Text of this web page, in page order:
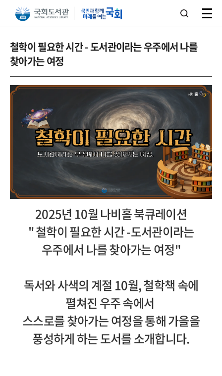
본문 바로가기주메뉴 바로가기
철학이 필요한 시간 - 도서관이라는 우주에서 나를
찾아가는 여정
2025년 10월 나비홀 북큐레이션
" 철학이 필요한 시간 -도서관이라는
우주에서 나를 찾아가는 여정"
독서와 사색의 계절 10월, 철학책 속에
펼쳐진 우주 속에서
스스로를 찾아가는 여정을 통해 가을을
풍성하게 하는 도서를 소개합니다.